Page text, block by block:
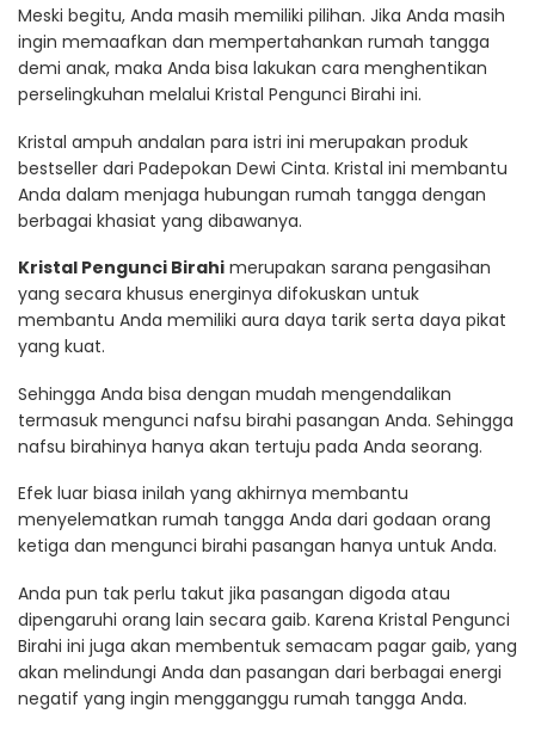
Meski begitu, Anda masih memiliki pilihan. Jika Anda masih
ingin memaafkan dan mempertahankan rumah tangga
demi anak, maka Anda bisa lakukan cara menghentikan
perselingkuhan melalui Kristal Pengunci Birahi ini.
Kristal ampuh andalan para istri ini merupakan produk
bestseller dari Padepokan Dewi Cinta. Kristal ini membantu
Anda dalam menjaga hubungan rumah tangga dengan
berbagai khasiat yang dibawanya.
Kristal Pengunci Birahi merupakan sarana pengasihan
yang secara khusus energinya difokuskan untuk
membantu Anda memiliki aura daya tarik serta daya pikat
yang kuat.
Sehingga Anda bisa dengan mudah mengendalikan
termasuk mengunci nafsu birahi pasangan Anda. Sehingga
nafsu birahinya hanya akan tertuju pada Anda seorang.
Efek luar biasa inilah yang akhirnya membantu
menyelematkan rumah tangga Anda dari godaan orang
ketiga dan mengunci birahi pasangan hanya untuk Anda.
Anda pun tak perlu takut jika pasangan digoda atau
dipengaruhi orang lain secara gaib. Karena Kristal Pengunci
Birahi ini juga akan membentuk semacam pagar gaib, yang
akan melindungi Anda dan pasangan dari berbagai energi
negatif yang ingin mengganggu rumah tangga Anda.